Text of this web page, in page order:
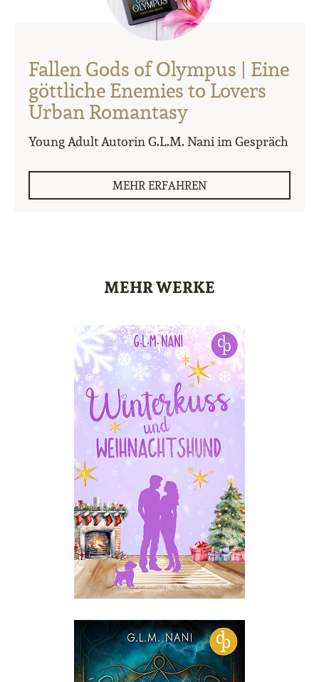
Fallen Gods of Olympus | Eine
göttliche Enemies to Lovers
Urban Romantasy
Young Adult Autorin G.L.M. Nani im Gespräch
MEHR ERFAHREN
MEHR WERKE